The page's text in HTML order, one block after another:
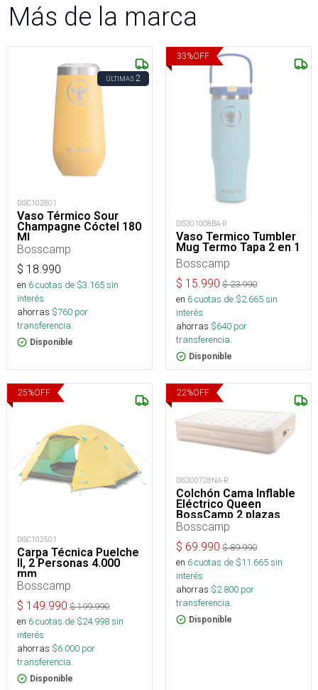
Más de la marca
ÚLTIMAS2
DISC102801
Vaso Térmico Sour
Champagne Cóctel 180
Ml
Bosscamp
$ 18.990
en 6cuotas de $3.165sin
interés
ahorras $760 por
transferencia.
Disponible
33%OFF
DIS301008BA-R
Vaso Termico Tumbler
Mug Termo Tapa 2 en 1
Bosscamp
$ 15.990 $23.990
en 6cuotas de $2.665sin
interés
ahorras $640 por
transferencia.
Disponible
25%OFF
DISC102501
Carpa Técnica Puelche
II, 2 Personas 4.000
mm
Bosscamp
$ 149.990 $199.990
en 6cuotas de $24.998sin
interés
ahorras $6.000 por
transferencia.
Disponible
22%OFF
DIS300728NA-R
Colchón Cama Inflable
Eléctrico Queen
BossCamp 2 plazas
Bosscamp
$ 69.990 $89.990
en 6cuotas de $11.665sin
interés
ahorras $2.800 por
transferencia.
Disponible